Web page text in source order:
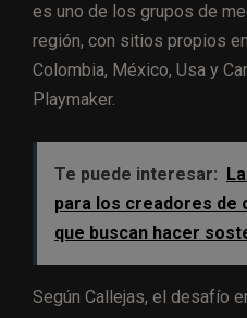
es uno de los grupos de
región, con sitios propios
Colombia, México, Usa y
Playmaker.
Te puede interesar:
para los creadores de
que buscan hacer
Según Callejas, el desafío